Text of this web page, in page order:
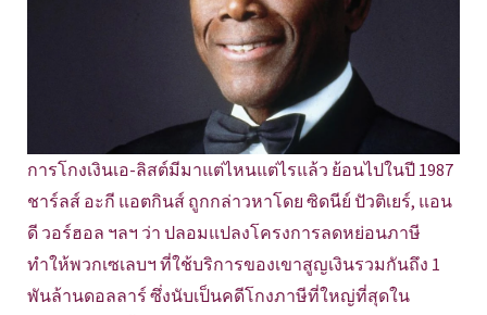
การโกงเงินเอ-ลิสต์มีมาแต่ไหนแต่ไรแล้ว ย้อนไปในปี 1987
ชาร์ลส์ อะกี แอตกินส์ ถูกกล่าวหาโดย ซิดนีย์ ปัวติเยร์, แอน
ดี วอร์ฮอล ฯลฯ ว่า ปลอมแปลงโครงการลดหย่อนภาษี
ทำให้พวกเซเลบฯ ที่ใช้บริการของเขาสูญเงินรวมกันถึง 1
พันล้านดอลลาร์ ซึ่งนับเป็นคดีโกงภาษีที่ใหญ่ที่สุดใน